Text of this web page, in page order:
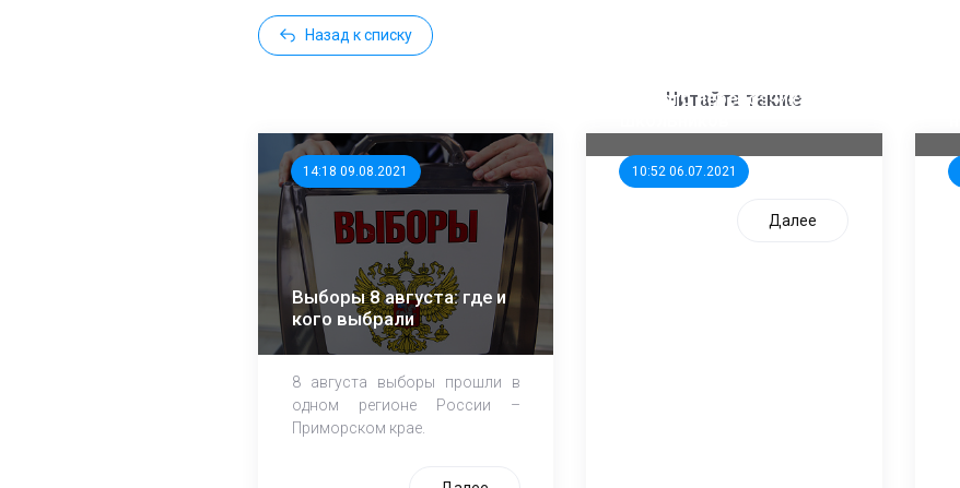
Назад к списку
Читайте также
14:18 09.08.2021
Выборы 8 августа: где и
кого выбрали
8 августа выборы прошли в
одном регионе России –
Приморском крае.
10:52 06.07.2021
единого перевозчика для
Далее